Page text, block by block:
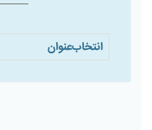
انتخابعنوان